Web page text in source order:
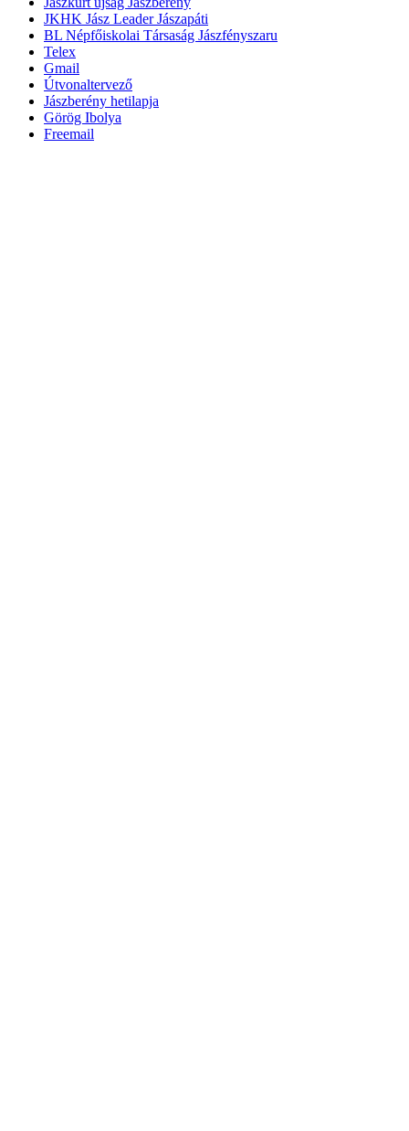
JKHK Jász Leader Jászapáti
BL Népfőiskolai Társaság Jászfényszaru
Telex
Gmail
Útvonaltervező
Jászberény hetilapja
Görög Ibolya
Freemail